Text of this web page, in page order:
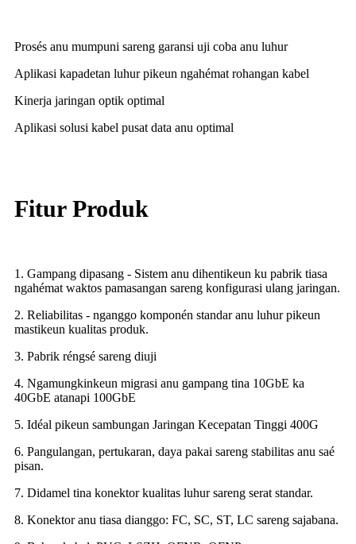
Prosés anu mumpuni sareng garansi uji coba anu luhur
Aplikasi kapadetan luhur pikeun ngahémat rohangan kabel
Kinerja jaringan optik optimal
Aplikasi solusi kabel pusat data anu optimal
Fitur Produk
1. Gampang dipasang - Sistem anu dihentikeun ku pabrik tiasa
ngahémat waktos pamasangan sareng konfigurasi ulang jaringan.
2. Reliabilitas - nganggo komponén standar anu luhur pikeun
mastikeun kualitas produk.
3. Pabrik réngsé sareng diuji
4. Ngamungkinkeun migrasi anu gampang tina 10GbE ka
40GbE atanapi 100GbE
5. Idéal pikeun sambungan Jaringan Kecepatan Tinggi 400G
6. Pangulangan, pertukaran, daya pakai sareng stabilitas anu saé
pisan.
7. Didamel tina konektor kualitas luhur sareng serat standar.
8. Konektor anu tiasa dianggo: FC, SC, ST, LC sareng sajabana.